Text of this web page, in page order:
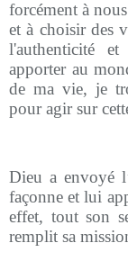
forcément à
et à choisir des
l'authenticité
apporter au
de ma vie, je
pour agir sur
Dieu a envoyé
façonne et lui
effet, tout son
remplit sa